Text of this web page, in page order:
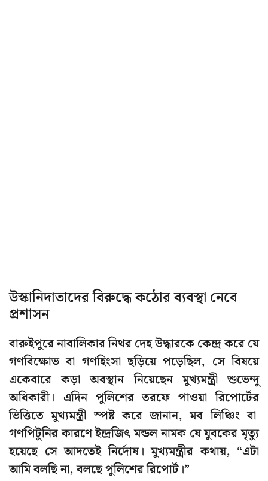
উস্কানিদাতাদের বিরুদ্ধে কঠোর ব্যবস্থা নেবে
প্রশাসন
বারুইপুরে নাবালিকার নিথর দেহ উদ্ধারকে কেন্দ্র করে যে
গণবিক্ষোভ বা গণহিংসা ছড়িয়ে পড়েছিল, সে বিষয়ে
একেবারে কড়া অবস্থান নিয়েছেন মুখ্যমন্ত্রী শুভেন্দু
অধিকারী। এদিন পুলিশের তরফে পাওয়া রিপোর্টের
ভিত্তিতে মুখ্যমন্ত্রী স্পষ্ট করে জানান, মব লিঞ্চিং বা
গণপিটুনির কারণে ইন্দ্রজিৎ মন্ডল নামক যে যুবকের মৃত্যু
হয়েছে সে আদতেই নির্দোষ। মুখ্যমন্ত্রীর কথায়, “এটা
আমি বলছি না, বলছে পুলিশের রিপোর্ট।”